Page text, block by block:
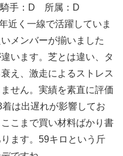
手：D 所属：D
近く一線で活躍していま
メンバーが揃いました
います。芝とは違い、タ
え、激走によるストレス
せん。実績を素直に評価
は出遅れが影響してお
こまで買い材料ばかり書
ます。59キロという斤